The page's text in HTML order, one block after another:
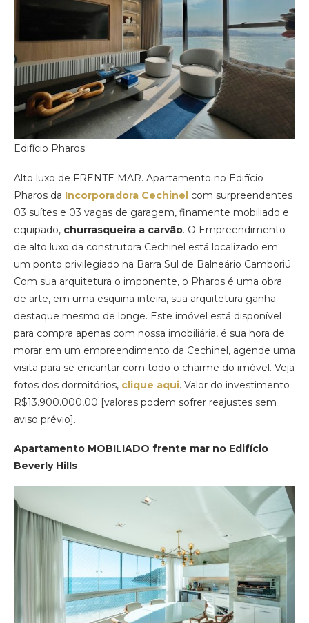
Edifício Pharos
Alto luxo de FRENTE MAR. Apartamento no Edifício
Pharos da Incorporadora Cechinel com surpreendentes
03 suítes e 03 vagas de garagem, finamente mobiliado e
equipado, churrasqueira a carvão. O Empreendimento
de alto luxo da construtora Cechinel está localizado em
um ponto privilegiado na Barra Sul de Balneário Camboriú.
Com sua arquitetura o imponente, o Pharos é uma obra
de arte, em uma esquina inteira, sua arquitetura ganha
destaque mesmo de longe. Este imóvel está disponível
para compra apenas com nossa imobiliária, é sua hora de
morar em um empreendimento da Cechinel, agende uma
visita para se encantar com todo o charme do imóvel. Veja
fotos dos dormitórios, clique aqui. Valor do investimento
R$13.900.000,00 [valores podem sofrer reajustes sem
aviso prévio].
Apartamento MOBILIADO frente mar no Edifício
Beverly Hills